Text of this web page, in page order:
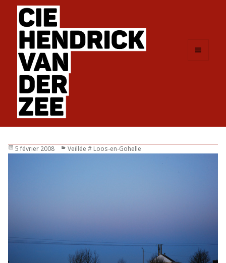
Publié
5 février 2008 Catégories
Veillée # Loos-en-Gohelle